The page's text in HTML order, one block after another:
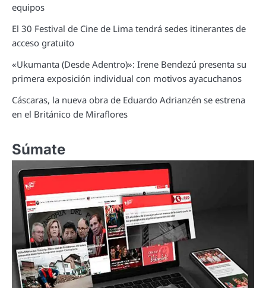
equipos
El 30 Festival de Cine de Lima tendrá sedes itinerantes de
acceso gratuito
«Ukumanta (Desde Adentro)»: Irene Bendezú presenta su
primera exposición individual con motivos ayacuchanos
Cáscaras, la nueva obra de Eduardo Adrianzén se estrena
en el Británico de Miraflores
Súmate